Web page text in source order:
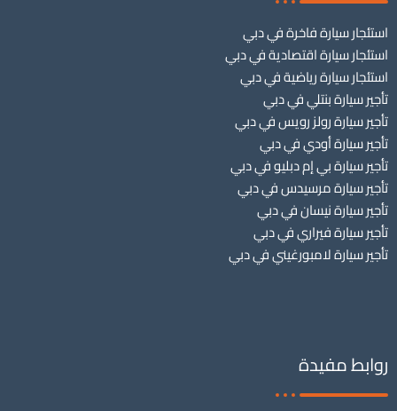
استئجار سيارة فاخرة في دبي
استئجار سيارة اقتصادية في دبي
استئجار سيارة رياضية في دبي
تأجير سيارة بنتلي في دبي
تأجير سيارة رولز رويس في دبي
تأجير سيارة أودي في دبي
تأجير سيارة بي إم دبليو في دبي
تأجير سيارة مرسيدس في دبي
تأجير سيارة نيسان في دبي
تأجير سيارة فيراري في دبي
تأجير سيارة لامبورغيني في دبي
روابط مفيدة